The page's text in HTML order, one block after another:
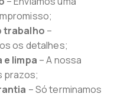
trabalho –
os detalhes;
e limpa – A nossa
prazos;
– Só terminamos